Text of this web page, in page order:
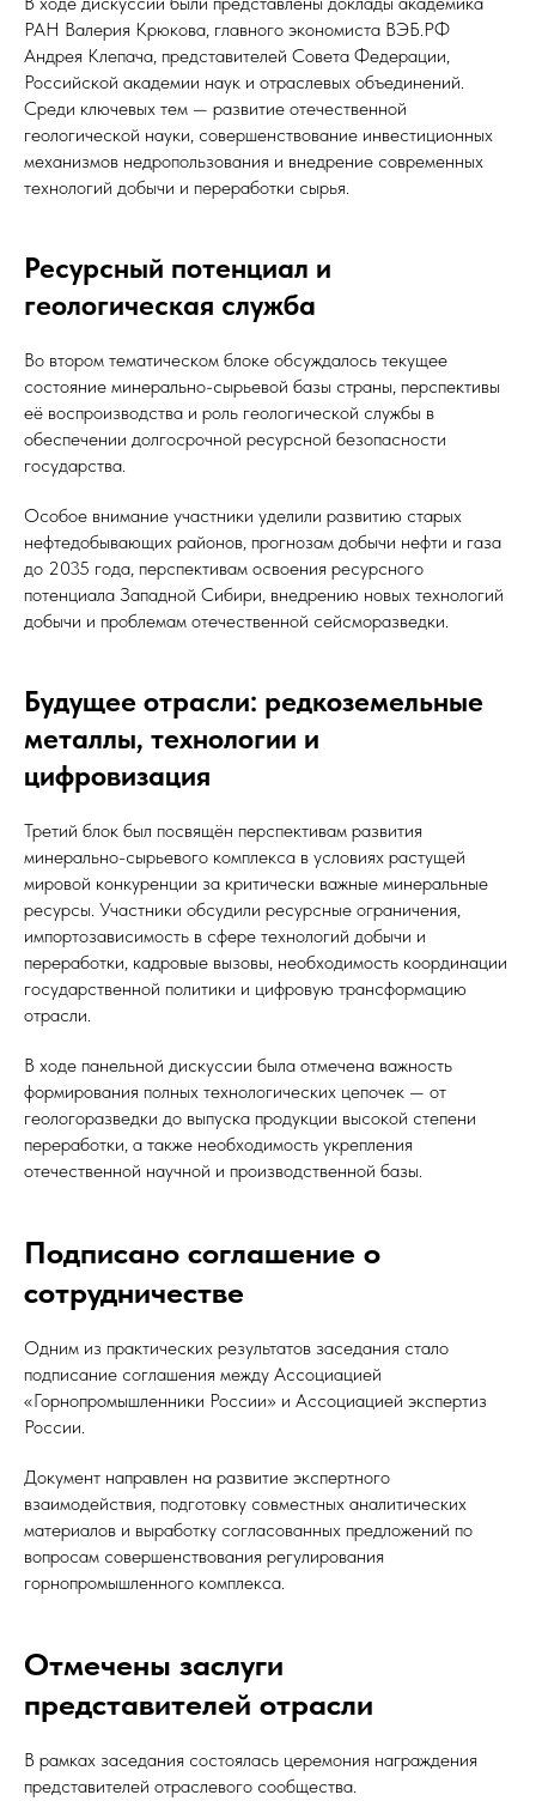
РАН Валерия Крюкова, главного экономиста ВЭБ.РФ
Андрея Клепача, представителей Совета Федерации,
Российской академии наук и отраслевых объединений.
Среди ключевых тем — развитие отечественной
геологической науки, совершенствование инвестиционных
механизмов недропользования и внедрение современных
технологий добычи и переработки сырья.
Ресурсный потенциал и
геологическая служба
Во втором тематическом блоке обсуждалось текущее
состояние минерально-сырьевой базы страны, перспективы
её воспроизводства и роль геологической службы в
обеспечении долгосрочной ресурсной безопасности
государства.
Особое внимание участники уделили развитию старых
нефтедобывающих районов, прогнозам добычи нефти и газа
до 2035 года, перспективам освоения ресурсного
потенциала Западной Сибири, внедрению новых технологий
добычи и проблемам отечественной сейсморазведки.
Будущее отрасли: редкоземельные
металлы, технологии и
цифровизация
Третий блок был посвящён перспективам развития
минерально-сырьевого комплекса в условиях растущей
мировой конкуренции за критически важные минеральные
ресурсы. Участники обсудили ресурсные ограничения,
импортозависимость в сфере технологий добычи и
переработки, кадровые вызовы, необходимость координации
государственной политики и цифровую трансформацию
отрасли.
В ходе панельной дискуссии была отмечена важность
формирования полных технологических цепочек — от
геологоразведки до выпуска продукции высокой степени
переработки, а также необходимость укрепления
отечественной научной и производственной базы.
Подписано соглашение о
сотрудничестве
Одним из практических результатов заседания стало
подписание соглашения между Ассоциацией
«Горнопромышленники России» и Ассоциацией экспертиз
России.
Документ направлен на развитие экспертного
взаимодействия, подготовку совместных аналитических
материалов и выработку согласованных предложений по
вопросам совершенствования регулирования
горнопромышленного комплекса.
Отмечены заслуги
представителей отрасли
В рамках заседания состоялась церемония награждения
представителей отраслевого сообщества.